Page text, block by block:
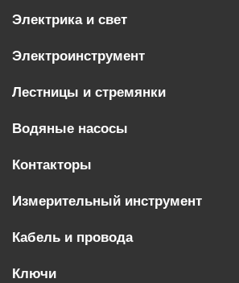
Электрика и свет
Электроинструмент
Лестницы и стремянки
Водяные насосы
Контакторы
Измерительный инструмент
Кабель и провода
Ключи